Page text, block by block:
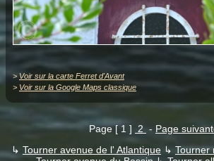
> Voir sur la carte Ferret d'Avant
> Voir sur la Google Maps classique
Page [ 1 ] 2 - Page
↳ Tourner avenue de l' Atlantique ↳ Tourner